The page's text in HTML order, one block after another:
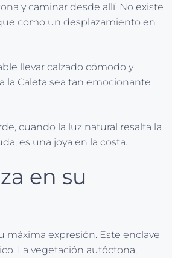
y caminar desde allí. No existe
como un desplazamiento en
llevar calzado cómodo y
la Caleta sea tan emocionante
cuando la luz natural resalta la
es una joya en la costa.
en su
máxima expresión. Este enclave
La vegetación autóctona,